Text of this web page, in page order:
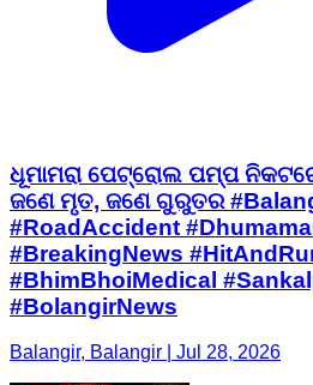
ଧୂମାମରା ପେଟ୍ରୋଲ ପମ୍ପ
ଜଣେ ମୃତ, ଜଣେ ଗୁରୁତର
#RoadAccident
#BreakingNews
#BhimBhoiMedical
#BolangirNews
Balangir, Balangir | Jul 28, 2026